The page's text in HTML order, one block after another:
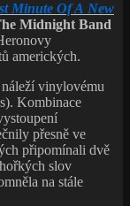
Minute Of A New
Midnight Band
amerických.
vinylovému
Kombinace
přesně ve
připomínali dvě
slov
na stále